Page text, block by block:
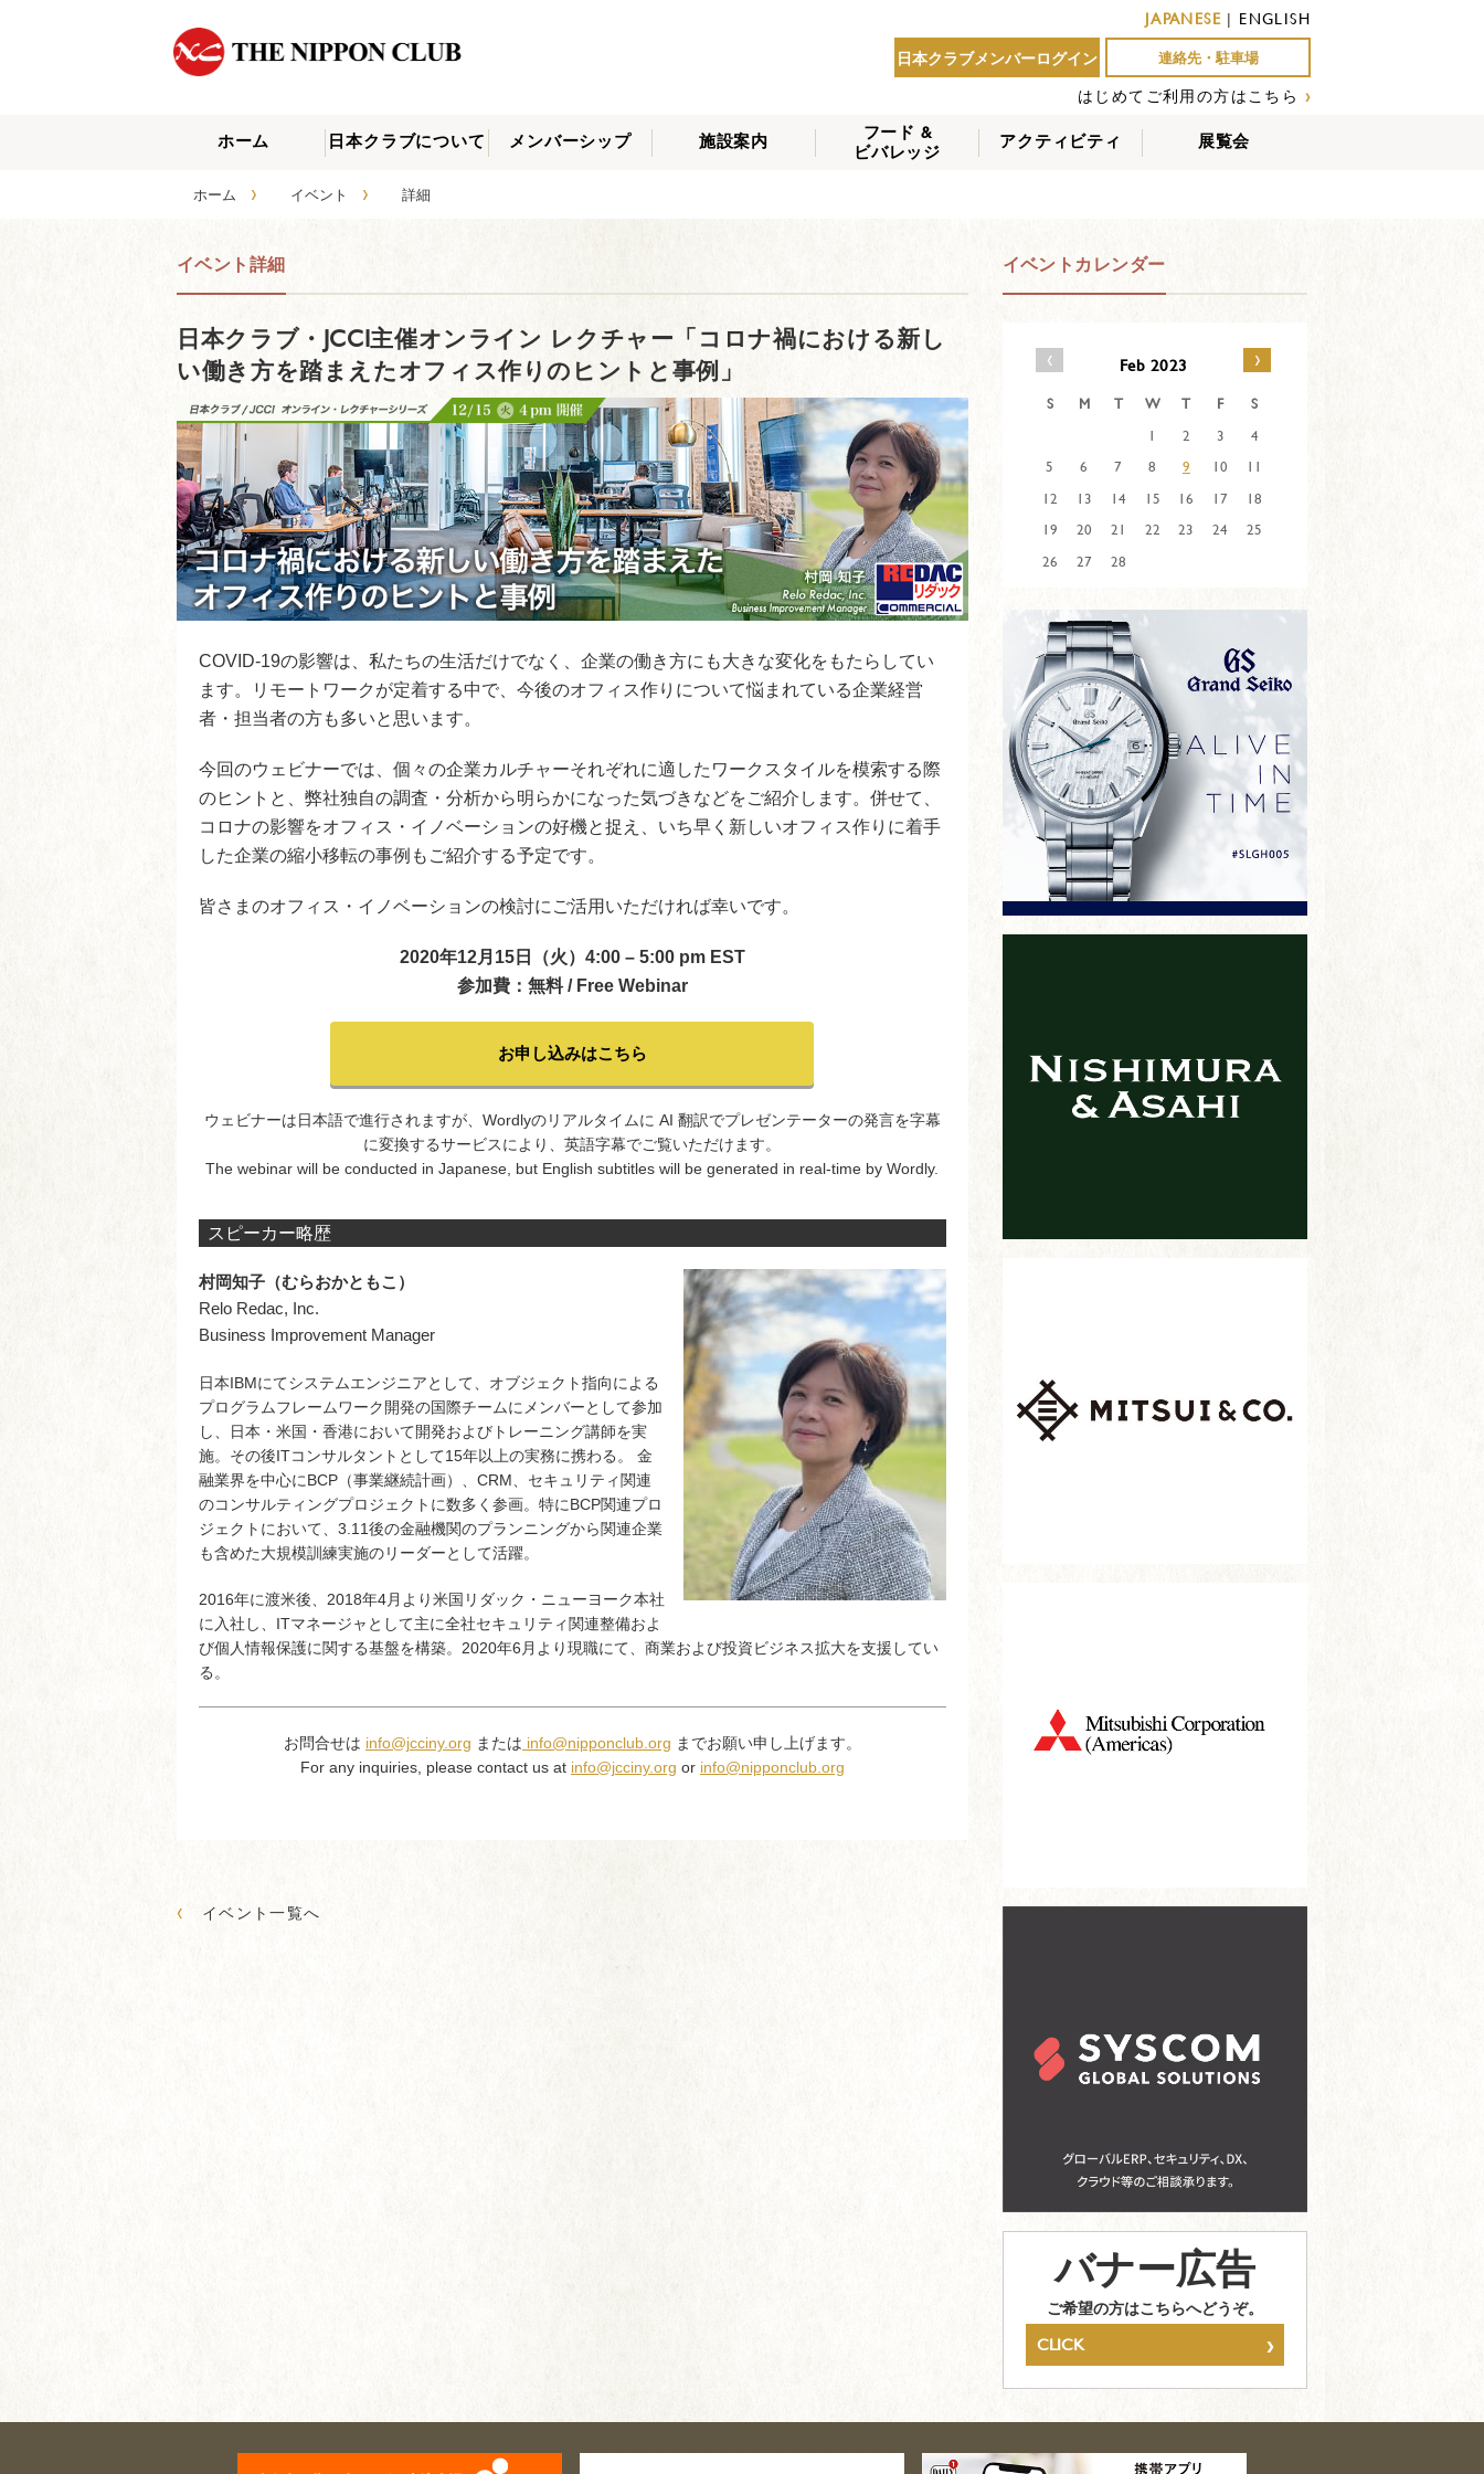
JAPANESE| ENGLISH
日本クラブメンバーログイン
連絡先・駐車場
はじめてご利用の方はこちら ›
ホーム
日本クラブについて メンバーシップ 施設案内
フード &
ビバレッジ
アクティビティ 展覧会
ホーム › イベント › 詳細
イベント詳細
日本クラブ・JCCI主催オンライン レクチャー「コロナ禍における新し
い働き方を踏まえたオフィス作りのヒントと事例」
COVID-19の影響は、私たちの生活だけでなく、企業の働き方にも大きな変化をもたらしてい
ます。リモートワークが定着する中で、今後のオフィス作りについて悩まれている企業経営
者・担当者の方も多いと思います。
今回のウェビナーでは、個々の企業カルチャーそれぞれに適したワークスタイルを模索する際
のヒントと、弊社独自の調査・分析から明らかになった気づきなどをご紹介します。併せて、
コロナの影響をオフィス・イノベーションの好機と捉え、いち早く新しいオフィス作りに着手
した企業の縮小移転の事例もご紹介する予定です。
皆さまのオフィス・イノベーションの検討にご活用いただければ幸いです。
2020年12月15日（火）4:00 – 5:00 pm EST
参加費：無料/ Free Webinar
お申し込みはこちら
ウェビナーは日本語で進行されますが、Wordlyのリアルタイムに AI 翻訳でプレゼンテーターの発言を字幕
に変換するサービスにより、英語字幕でご覧いただけます。
The webinar will be conducted in Japanese, but English subtitles will be generated in real-time by Wordly.
スピーカー略歴
村岡知子（むらおかともこ）
Relo Redac, Inc.
Business Improvement Manager
日本IBMにてシステムエンジニアとして、オブジェクト指向による
プログラムフレームワーク開発の国際チームにメンバーとして参加
し、日本・米国・香港において開発およびトレーニング講師を実
施。その後ITコンサルタントとして15年以上の実務に携わる。 金
融業界を中心にBCP（事業継続計画）、CRM、セキュリティ関連
のコンサルティングプロジェクトに数多く参画。特にBCP関連プロ
ジェクトにおいて、3.11後の金融機関のプランニングから関連企業
も含めた大規模訓練実施のリーダーとして活躍。
2016年に渡米後、2018年4月より米国リダック・ニューヨーク本社
に入社し、ITマネージャとして主に全社セキュリティ関連整備およ
び個人情報保護に関する基盤を構築。2020年6月より現職にて、商業および投資ビジネス拡大を支援してい
る。
お問合せは info@jcciny.org または info@nipponclub.org までお願い申し上げます。
For any inquiries, please contact us at info@jcciny.org or info@nipponclub.org
‹ イベント一覧へ
イベントカレンダー
‹ Feb 2023 ›
S M T W T F
S
1
2 3
4
5
6 7 8 9 10
11
12
13 14 15 16 17
18
19
20 21 22 23 24
25
26
27 28
バナー広告
ご希望の方はこちらへどうぞ。
CLICK ›